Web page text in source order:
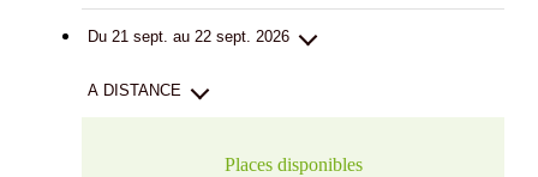
Du 21 sept. au 22 sept. 2026
A DISTANCE
Places disponibles